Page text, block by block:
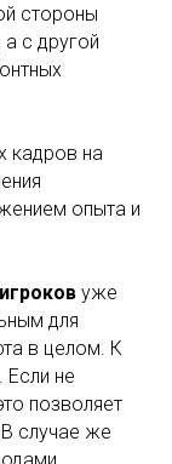
стороны
а с другой
кадров на
опыта и
уже
для
в целом. К
. Если не
позволяет
случае же